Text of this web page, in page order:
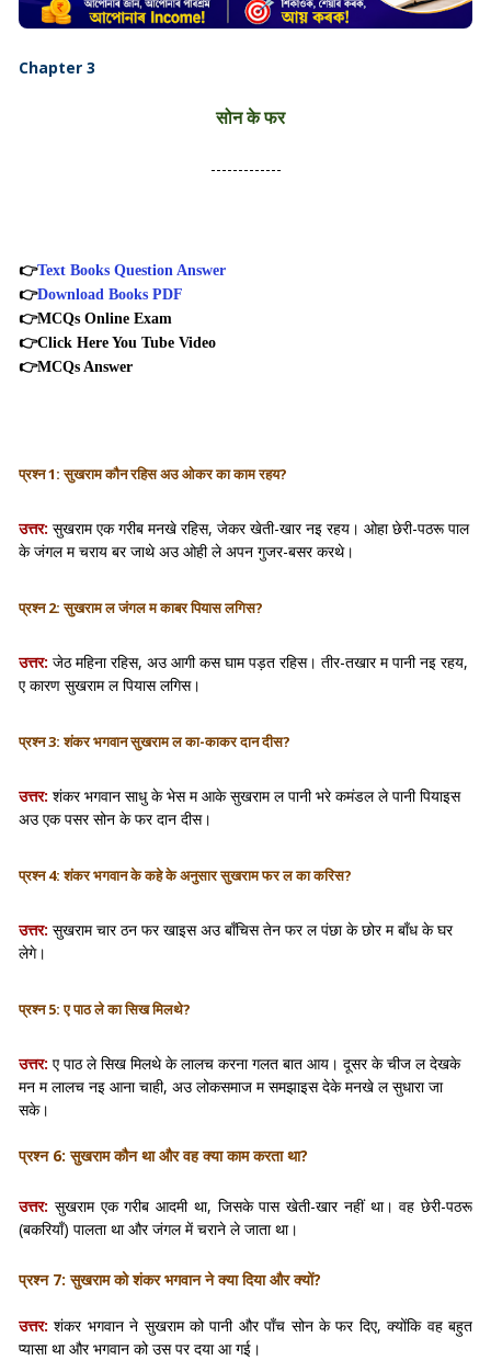
Chapter 3
सोन के फर
-------------
👉Text Books Question Answer
👉Download Books PDF
👉MCQs Online Exam
👉Click Here You Tube Video
👉MCQs Answer
प्रश्न 1:सुखराम कौन रहिस अउ ओकर का काम रहय?
उत्तर: सुखराम एक गरीब मनखे रहिस, जेकर खेती-खार नइ रहय। ओहा छेरी-पठरू पाल
के जंगल म चराय बर जाथे अउ ओही ले अपन गुजर-बसर करथे।
प्रश्न 2:सुखराम ल जंगल म काबर पियास लगिस?
उत्तर: जेठ महिना रहिस, अउ आगी कस घाम पड़त रहिस। तीर-तखार म पानी नइ रहय,
ए कारण सुखराम ल पियास लगिस।
प्रश्न 3:शंकर भगवान सुखराम ल का-काकर दान दीस?
उत्तर: शंकर भगवान साधु के भेस म आके सुखराम ल पानी भरे कमंडल ले पानी पियाइस
अउ एक पसर सोन के फर दान दीस।
प्रश्न 4:शंकर भगवान के कहे के अनुसार सुखराम फर ल का करिस?
उत्तर: सुखराम चार ठन फर खाइस अउ बाँचिस तेन फर ल पंछा के छोर म बाँध के घर
लेगे।
प्रश्न 5:ए पाठ ले का सिख मिलथे?
उत्तर: ए पाठ ले सिख मिलथे के लालच करना गलत बात आय। दूसर के चीज ल देखके
मन म लालच नइ आना चाही, अउ लोकसमाज म समझाइस देके मनखे ल सुधारा जा
सके।
प्रश्न 6: सुखराम कौन था और वह क्या काम करता था?
उत्तर: सुखराम एक गरीब आदमी था, जिसके पास खेती-खार नहीं था। वह छेरी-पठरू
(बकरियाँ) पालता था और जंगल में चराने ले जाता था।
प्रश्न 7: सुखराम को शंकर भगवान ने क्या दिया और क्यों?
उत्तर: शंकर भगवान ने सुखराम को पानी और पाँच सोन के फर दिए, क्योंकि वह बहुत
प्यासा था और भगवान को उस पर दया आ गई।